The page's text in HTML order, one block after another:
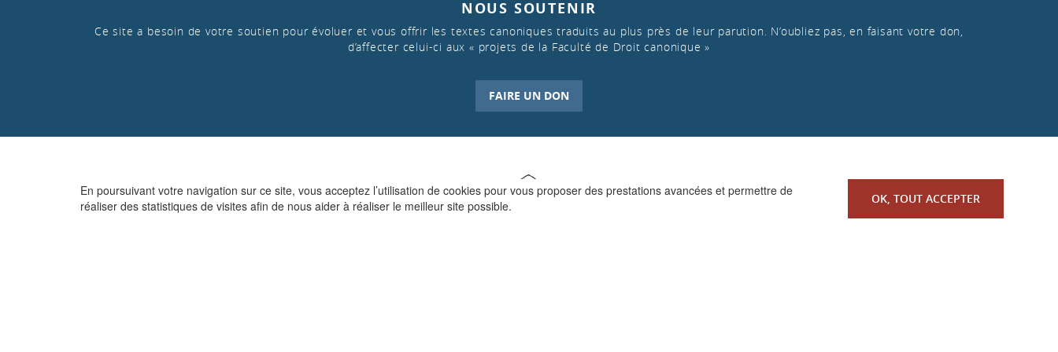
En poursuivant votre navigation sur ce site, vous acceptez l’utilisation de cookies pour vous proposer des prestations avancées et permettre de
réaliser des statistiques de visites afin de nous aider à réaliser le meilleur site possible.
OK, TOUT ACCEPTER
NOUS SOUTENIR
Ce site a besoin de votre soutien pour évoluer et vous offrir les textes canoniques traduits au plus près de leur parution. N’oubliez pas, en faisant votre don,
d’affecter celui-ci aux « projets de la Faculté de Droit canonique »
FAIRE UN DON